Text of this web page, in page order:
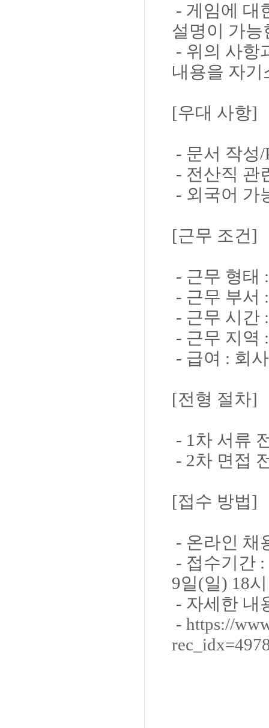
- 게임에 대
설명이 가능
- 위의 사항
내용을 자
[우대 사항]
- 문서 작성/
- 전산직 관
- 외국어 가
[근무 조건]
- 근무 형태
- 근무 부서
- 근무 시간
- 근무 지역
- 급여 : 회
[전형 절차]
- 1차 서류
- 2차 면접
[접수 방법]
- 온라인 채
- 접수기간 :
9일(일) 18시
- 자세한 내
- https://